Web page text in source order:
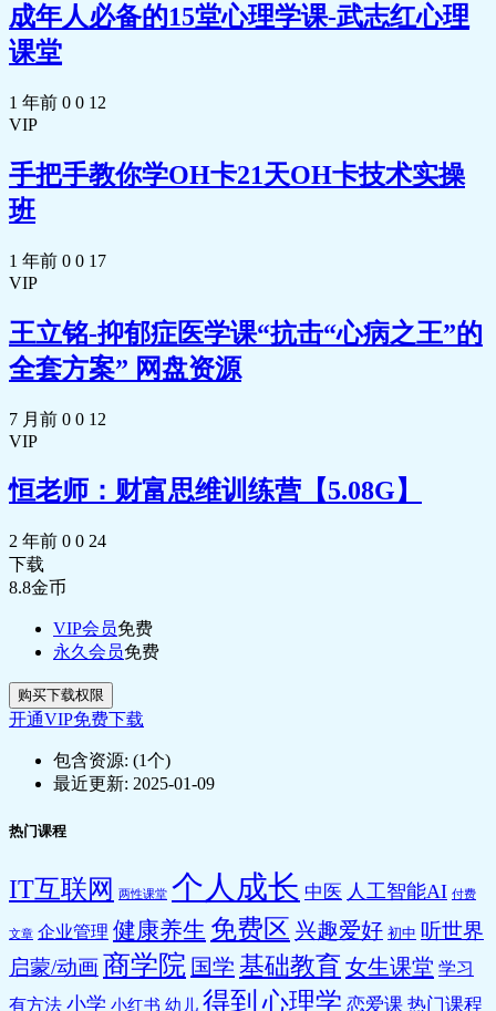
妈妈也拿她说事
+母亲是公务员,父亲是医
议程I:关注别人
行为/生理:走神、手抖
议程2:计算紧张
情境:碰到复杂的计算题
议程3:担心时间不够
情境:看到还有这么多题没
第02日 考试焦虑案例
第03日 朋友关系案例
第07日 考试焦虑案例
第08日 健康焦虑案例
第12日 职场压力案例
第13日 婚外情案例
第14日 反亲子关系案例
第15日 职场压力案例
第16日 社交焦虑案例
第17日 反亲子关系案例
成年人必备的15堂心理学课-武志红心理
课堂
1 年前 0 0 12
VIP
手把手教你学OH卡21天OH卡技术实操
班
1 年前 0 0 17
VIP
王立铭-抑郁症医学课“抗击“心病之王”的
全套方案” 网盘资源
7 月前 0 0 12
VIP
恒老师：财富思维训练营【5.08G】
2 年前 0 0 24
下载
8.8金币
VIP会员免费
永久会员免费
购买下载权限
开通VIP免费下载
包含资源: (1个)
最近更新: 2025-01-09
热门课程
IT互联网 两性课堂 个人成长 中医 人工智能AI 付费
文章 企业管理 健康养生 免费区 兴趣爱好 初中 听世界
启蒙/动画商学院 国学 基础教育 女生课堂 学习
有方法 小学 小红书 幼儿 得到 心理学 恋爱课 热门课程